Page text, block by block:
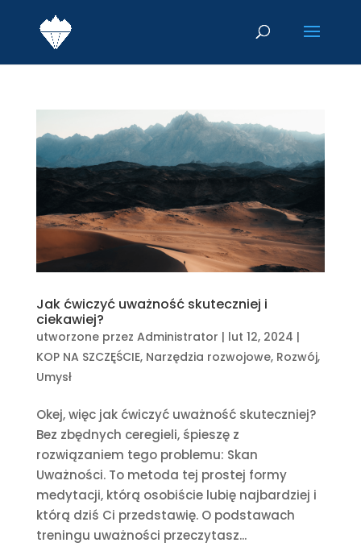
Jak ćwiczyć uważność skuteczniej i
ciekawiej?
utworzone przez Administrator | lut 12, 2024 |
KOP NA SZCZĘŚCIE, Narzędzia rozwojowe, Rozwój,
Umysł
Okej, więc jak ćwiczyć uważność skuteczniej?
Bez zbędnych ceregieli, śpieszę z
rozwiązaniem tego problemu: Skan
Uważności. To metoda tej prostej formy
medytacji, którą osobiście lubię najbardziej i
którą dziś Ci przedstawię. O podstawach
treningu uważności przeczytasz...